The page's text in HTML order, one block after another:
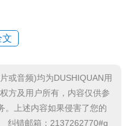
个人可购买2017年3月3
成交的商服类房地产
文
或音频)均为DUSHIQUAN用
方及用户所有，内容仅供参
。上述内容如果侵害了您的
纠错邮箱：2137262770#q